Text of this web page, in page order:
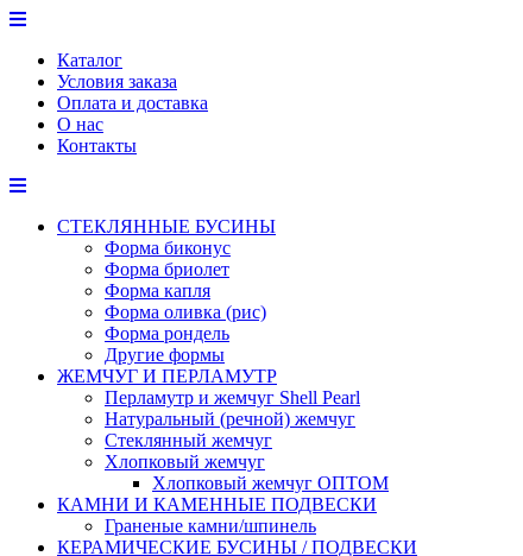
Перейти
содержимому
Каталог
Условия заказа
Оплата и доставка
О нас
Контакты
СТЕКЛЯННЫЕ БУСИНЫ
Форма биконус
Форма бриолет
Форма капля
Форма оливка (рис)
Форма рондель
Другие формы
ЖЕМЧУГ И ПЕРЛАМУТР
Перламутр и жемчуг Shell Pearl
Натуральный (речной) жемчуг
Стеклянный жемчуг
Хлопковый жемчуг
Хлопковый жемчуг ОПТОМ
КАМНИ И КАМЕННЫЕ ПОДВЕСКИ
Граненые камни/шпинель
КЕРАМИЧЕСКИЕ БУСИНЫ / ПОДВЕСКИ